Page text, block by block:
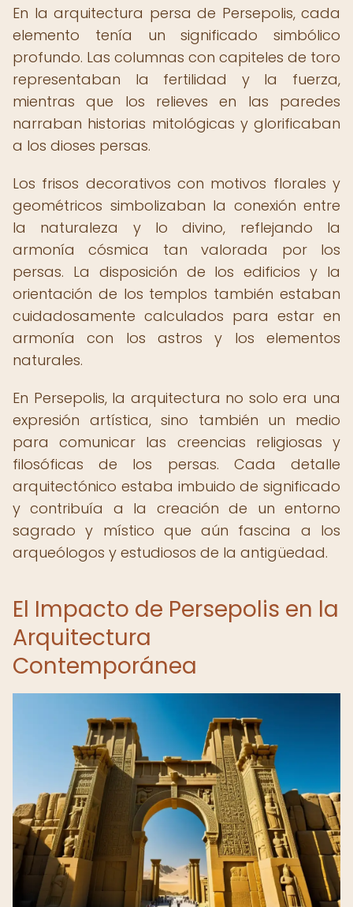
En la arquitectura persa de Persepolis, cada
elemento tenía un significado simbólico
profundo. Las columnas con capiteles de toro
representaban la fertilidad y la fuerza,
mientras que los relieves en las paredes
narraban historias mitológicas y glorificaban
a los dioses persas.
Los frisos decorativos con motivos florales y
geométricos simbolizaban la conexión entre
la naturaleza y lo divino, reflejando la
armonía cósmica tan valorada por los
persas. La disposición de los edificios y la
orientación de los templos también estaban
cuidadosamente calculados para estar en
armonía con los astros y los elementos
naturales.
En Persepolis, la arquitectura no solo era una
expresión artística, sino también un medio
para comunicar las creencias religiosas y
filosóficas de los persas. Cada detalle
arquitectónico estaba imbuido de significado
y contribuía a la creación de un entorno
sagrado y místico que aún fascina a los
arqueólogos y estudiosos de la antigüedad.
El Impacto de Persepolis en la
Arquitectura
Contemporánea